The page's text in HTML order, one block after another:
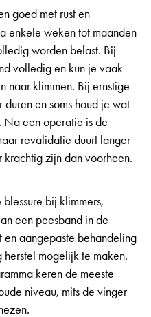
goed met rust en
enkele weken tot maanden
worden belast. Bij
volledig en kun je vaak
naar klimmen. Bij ernstige
duren en soms houd je wat
Na een operatie is de
revalidatie duurt langer
krachtig zijn dan voorheen.
bij klimmers,
een peesband in de
en aangepaste behandeling
mogelijk te maken.
keren de meeste
niveau, mits de vinger